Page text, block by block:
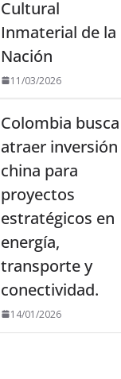
Cultural
Inmaterial de la
Nación
11/03/2026
Colombia busca
atraer inversión
china para
proyectos
estratégicos en
energía,
transporte y
conectividad.
14/01/2026